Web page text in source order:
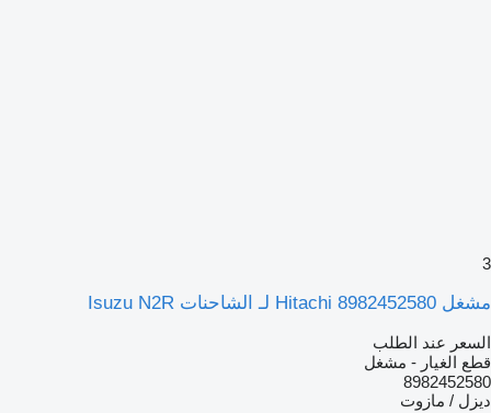
3
مشغل Hitachi 8982452580 لـ الشاحنات Isuzu N2R
السعر عند الطلب
قطع الغيار - مشغل
8982452580
ديزل / مازوت